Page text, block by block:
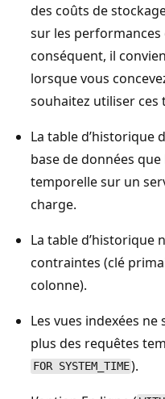
des coûts de
sur les
conséquent, il
lorsque vous
souhaitez utiliser ces
La table d’historique
base de données
temporelle sur un
charge.
La table d’historique
contraintes (clé
colonne).
Les vues indexées
plus des requêtes
FOR SYSTEM_TIME).